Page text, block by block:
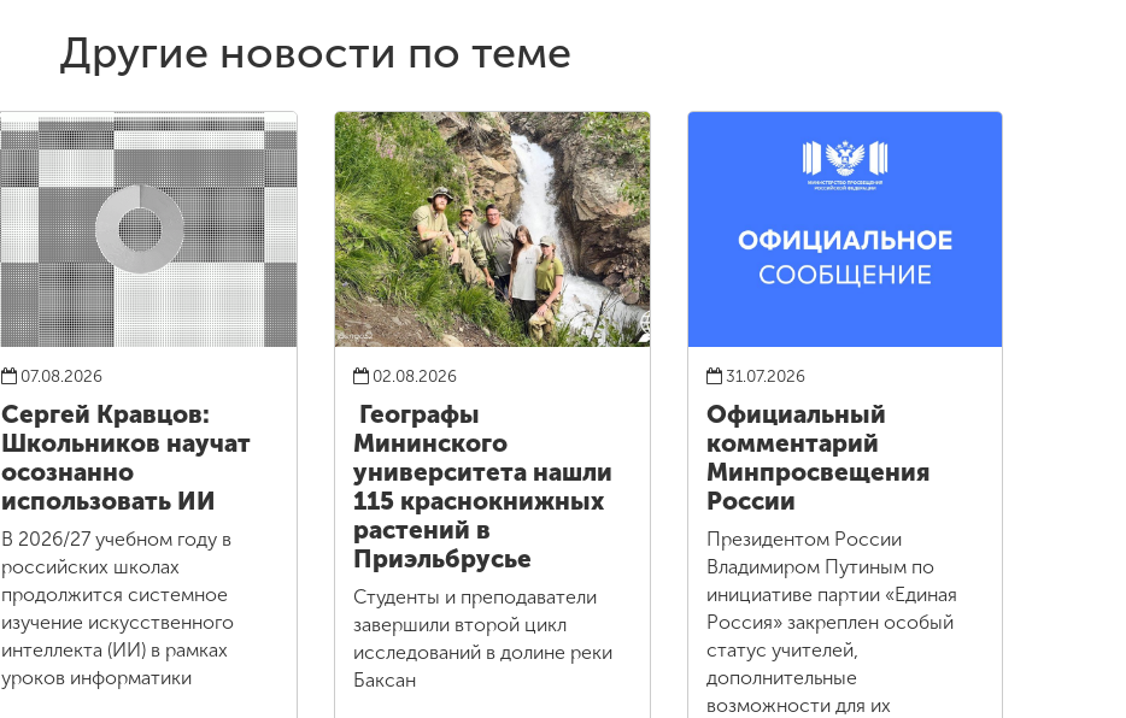
Другие новости по теме
07.08.2026
Сергей Кравцов:
Школьников научат
осознанно
использовать ИИ
В 2026/27 учебном году в
российских школах
продолжится системное
изучение искусственного
интеллекта (ИИ) в рамках
уроков информатики
02.08.2026
Географы
Мининского
университета нашли
115 краснокнижных
растений в
Приэльбрусье
Студенты и преподаватели
завершили второй цикл
исследований в долине реки
Баксан
31.07.2026
Официальный
комментарий
Минпросвещения
России
Президентом России
Владимиром Путиным по
инициативе партии «Единая
Россия» закреплен особый
статус учителей,
дополнительные
возможности для их